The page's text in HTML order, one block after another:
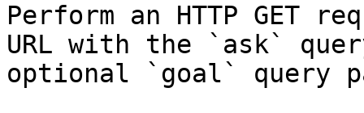
Perform an HTTP GET
URL with the `ask`
optional `goal` query